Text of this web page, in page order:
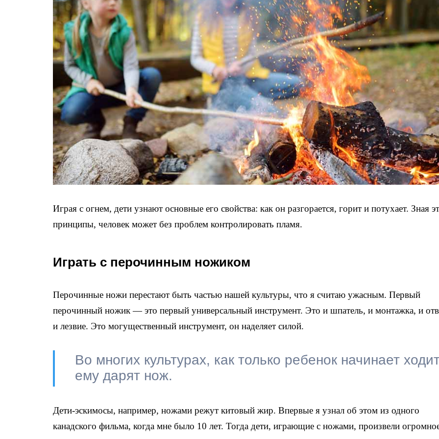
Играя с огнем, дети узнают основные его свойства: как он разгорается, горит и потухает. Зная
принципы, человек может без проблем контролировать пламя.
Играть с перочинным ножиком
Перочинные ножи перестают быть частью нашей культуры, что я считаю ужасным. Первый
перочинный ножик — это первый универсальный инструмент. Это и шпатель, и монтажка, и
и лезвие. Это могущественный инструмент, он наделяет силой.
Во многих культурах, как только ребенок начинает
ему дарят нож.
Дети-эскимосы, например, ножами режут китовый жир. Впервые я узнал об этом из одного
канадского фильма, когда мне было 10 лет. Тогда дети, играющие с ножами, произвели